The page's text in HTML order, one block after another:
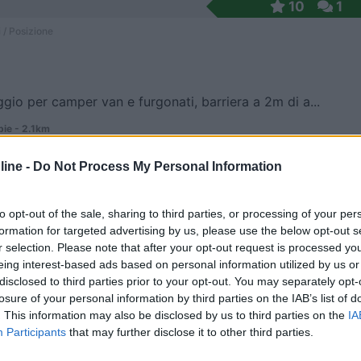
- Do Not Process My Personal Information
opt-out of the sale, sharing to third parties, or processing of your
for targeted advertising by us, please use the below opt-out
selection. Please note that after your opt-out request is processed
interest-based ads based on personal information utilized by us
to third parties prior to your opt-out. You may separately
of your personal information by third parties on the IAB’s list of
This information may also be disclosed by us to third parties on the
Participants that may further disclose it to other third parties.
10 1
per camper van e furgonati, barriera a 2m di a...
- 2.1km
dal borgo e a poca distanza dal confine francese,...
San Michele (IM) - 17.4km
Sospel, Km 3+200